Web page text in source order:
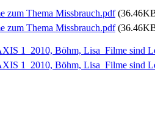
zum Thema Missbrauch.pdf
zum Thema Missbrauch.pdf
1_2010, Böhm, Lisa_Filme sind
1_2010, Böhm, Lisa_Filme sind